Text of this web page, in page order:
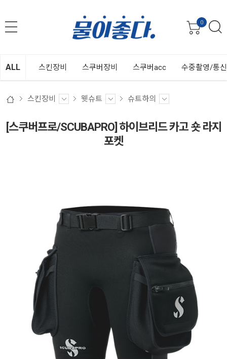
0
ALL 스킨장비 스쿠버장비 스쿠버acc 수중촬영/통
스킨장비 웻슈트 슈트하의
[스쿠버프로/SCUBAPRO] 하이브리드 카고 숏 라지
포켓